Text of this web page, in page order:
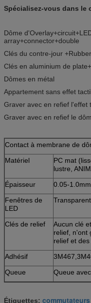
Spécialisez-vous dans le
Dôme
array+connector+double
Clés du contre-jour +Rubber
Clés en aluminium de
Dômes en métal
Appartement sans effet
Graver avec en refief l'effet
Graver avec en refief le
Contact à membrane de
Matériel
PC mat
lustre,
Épaisseur
0.05-1.0mm
Fenêtres de
LED
Clés de relief
Aucun clé
relief, n'ont
relief et
Adhésif
Queue
Queue
Étiquettes: